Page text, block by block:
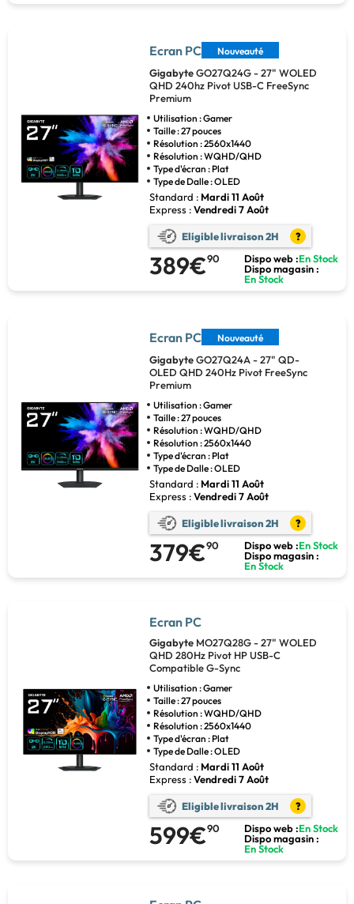
Ecran PC Nouveauté
GigabyteGO27Q24G - 27" WOLED
QHD 240hz Pivot USB-C FreeSync
Premium
Utilisation : Gamer
Taille : 27 pouces
Résolution : 2560x1440
Résolution : WQHD/QHD
Type d'écran : Plat
Type de Dalle : OLED
Standard : Mardi 11 Août
Express :Vendredi 7 Août
Eligible livraison 2H ?
389€90 Dispo web :En Stock
Dispo magasin :
En Stock
Ecran PC Nouveauté
GigabyteGO27Q24A - 27" QD-
OLED QHD 240Hz Pivot FreeSync
Premium
Utilisation : Gamer
Taille : 27 pouces
Résolution : WQHD/QHD
Résolution : 2560x1440
Type d'écran : Plat
Type de Dalle : OLED
Standard : Mardi 11 Août
Express :Vendredi 7 Août
Eligible livraison 2H ?
379€90 Dispo web :En Stock
Dispo magasin :
En Stock
Ecran PC
Gigabyte MO27Q28G - 27" WOLED
QHD 280Hz Pivot HP USB-C
Compatible G-Sync
Utilisation : Gamer
Taille : 27 pouces
Résolution : WQHD/QHD
Résolution : 2560x1440
Type d'écran : Plat
Type de Dalle : OLED
Standard : Mardi 11 Août
Express :Vendredi 7 Août
Eligible livraison 2H ?
599€90 Dispo web :En Stock
Dispo magasin :
En Stock